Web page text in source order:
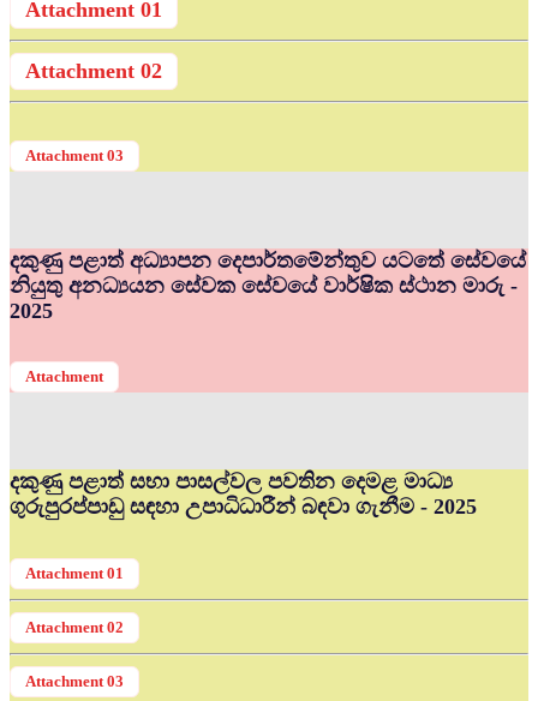
Attachment 01
Attachment 02
Attachment 03
දකුණු පළාත් අධ්‍යාපන දෙපාර්තමේන්තුව යටතේ සේවයේ
නියුතු අනධ්‍යයන සේවක සේවයේ වාර්ෂික ස්ථාන මාරු -
2025
Attachment
දකුණු පළාත් සභා පාසල්වල පවතින දෙමළ මාධ්‍ය
ගුරුපුරප්පාඩු සඳහා උපාධිධාරීන් බඳවා ගැනීම - 2025
Attachment 01
Attachment 02
Attachment 03